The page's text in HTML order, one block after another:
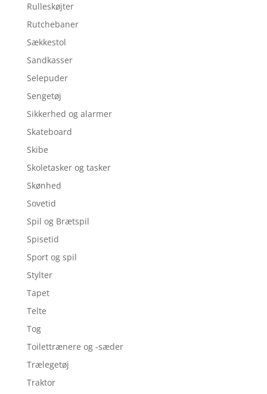
Rulleskøjter
Rutchebaner
Sækkestol
Sandkasser
Selepuder
Sengetøj
Sikkerhed og alarmer
Skateboard
Skibe
Skoletasker og tasker
Skønhed
Sovetid
Spil og Brætspil
Spisetid
Sport og spil
Stylter
Tapet
Telte
Tog
Toilettrænere og -sæder
Trælegetøj
Traktor